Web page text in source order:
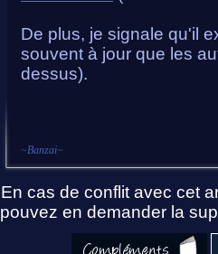
De plus, je signale qu'il
souvent à jour que les
dessus).
~Banzai~
En cas de conflit avec cet
pouvez en demander la